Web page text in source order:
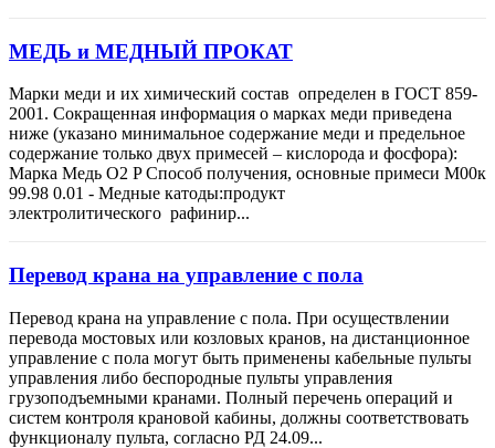
МЕДЬ и МЕДНЫЙ ПРОКАТ
Марки меди и их химический состав определен в ГОСТ 859-
2001. Сокращенная информация о марках меди приведена
ниже (указано минимальное содержание меди и предельное
содержание только двух примесей – кислорода и фосфора):
Марка Медь О2 P Способ получения, основные примеси М00к
99.98 0.01 - Медные катоды:продукт
электролитического рафинир...
Перевод крана на управление с пола
Перевод крана на управление с пола. При осуществлении
перевода мостовых или козловых кранов, на дистанционное
управление с пола могут быть применены кабельные пульты
управления либо беспородные пульты управления
грузоподъемными кранами. Полный перечень операций и
систем контроля крановой кабины, должны соответствовать
функционалу пульта, согласно РД 24.09...